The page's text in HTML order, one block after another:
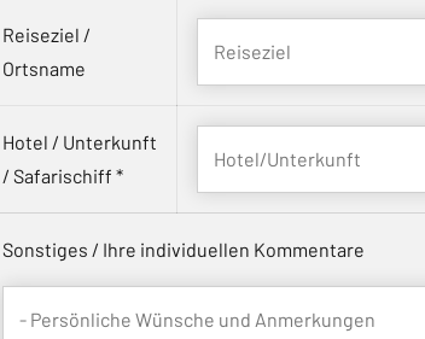
Reiseziel /
Ortsname
Hotel / Unterkunft
/ Safarischiff *
Sonstiges / Ihre individuellen Kommentare